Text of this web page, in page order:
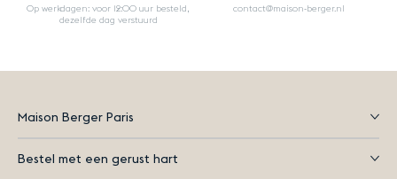
Op werkdagen: voor 12:00 uur besteld,
dezelfde dag verstuurd
contact@maison-berger.nl
Maison Berger Paris
Bestel met een gerust hart